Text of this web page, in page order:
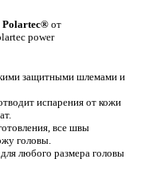
Polartec® от
power
защитными шлемами и
испарения от кожи
все швы
головы.
любого размера головы